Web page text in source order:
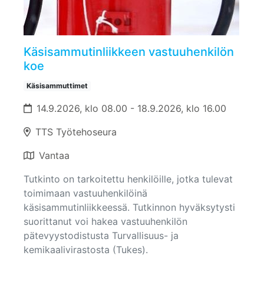
Käsisammutinliikkeen vastuuhenkilön
koe
Käsisammuttimet
14.9.2026, klo 08.00 - 18.9.2026, klo 16.00
TTS Työtehoseura
Vantaa
Tutkinto on tarkoitettu henkilöille, jotka tulevat
toimimaan vastuuhenkilöinä
käsisammutinliikkeessä. Tutkinnon hyväksytysti
suorittanut voi hakea vastuuhenkilön
pätevyystodistusta Turvallisuus- ja
kemikaalivirastosta (Tukes).